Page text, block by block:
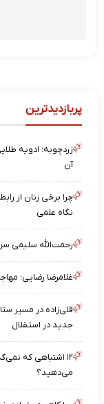
پربازدیدترین
زردچوبه؛ ادویه
آن
نگاه علمی
رحمت‌الله سلیمی
غلامرضا رضایی؛
قلی‌زاده در مسیر
جدید در استقلال
۱۲ اشتباهی که
می‌دهید؟